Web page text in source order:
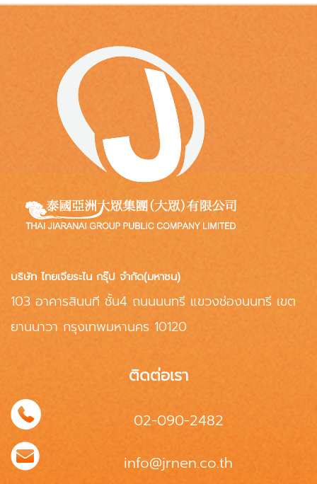
บริษัท ไทยเจียระไน กรุ๊ป จำกัด(มหาชน)
103 อาคารสินนที ชั้น4 ถนนนนทรี แขวงช่องนนทรี เขต
ยานนาวา กรุงเทพมหานคร 10120
ติดต่อเรา
02-090-2482
info@jrnen.co.th